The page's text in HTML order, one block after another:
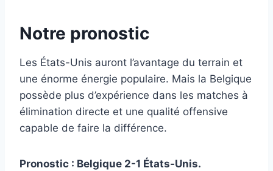
Notre pronostic
Les États-Unis auront l’avantage du terrain et
une énorme énergie populaire. Mais la Belgique
possède plus d’expérience dans les matches à
élimination directe et une qualité offensive
capable de faire la différence.
Pronostic : Belgique 2-1 États-Unis.